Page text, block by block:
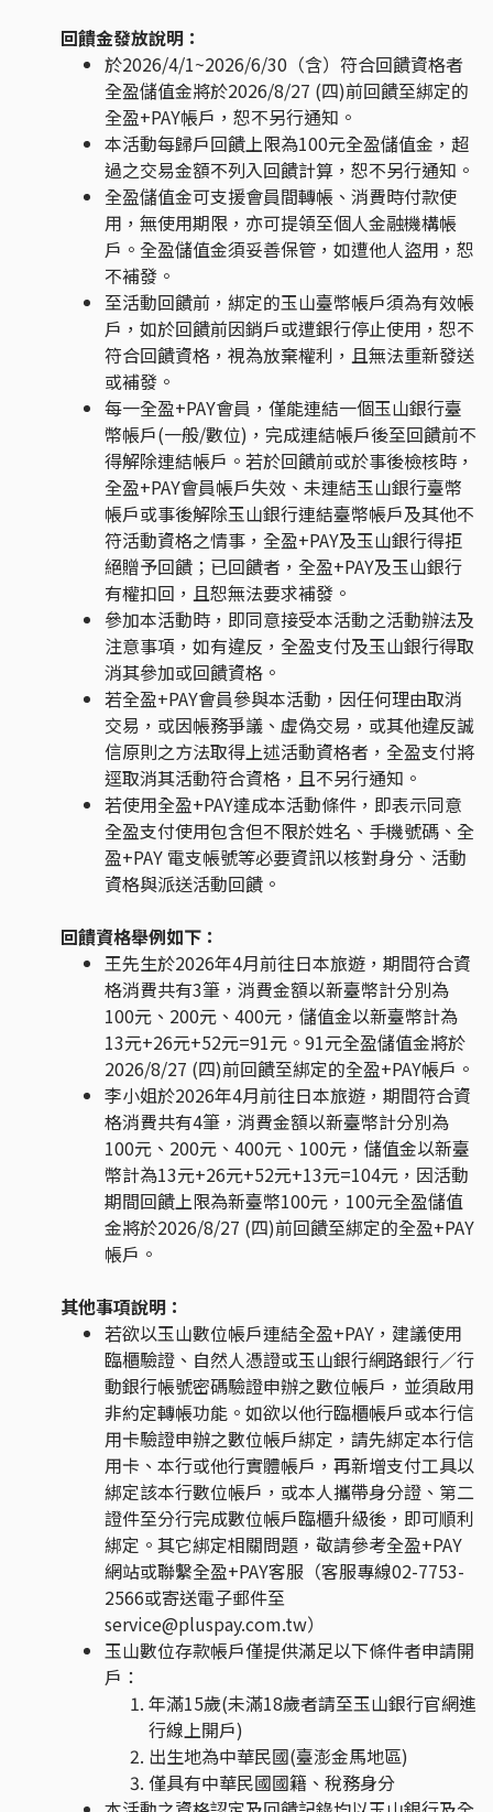
回饋金發放說明：
於2026/4/1~2026/6/30（含）符合回饋資格者
全盈儲值金將於2026/8/27 (四)前回饋至綁定的
全盈+PAY帳戶，恕不另行通知。
本活動每歸戶回饋上限為100元全盈儲值金，超
過之交易金額不列入回饋計算，恕不另行通知。
全盈儲值金可支援會員間轉帳、消費時付款使
用，無使用期限，亦可提領至個人金融機構帳
戶。全盈儲值金須妥善保管，如遭他人盜用，恕
不補發。
至活動回饋前，綁定的玉山臺幣帳戶須為有效帳
戶，如於回饋前因銷戶或遭銀行停止使用，恕不
符合回饋資格，視為放棄權利，且無法重新發送
或補發。
每一全盈+PAY會員，僅能連結一個玉山銀行臺
幣帳戶(一般/數位)，完成連結帳戶後至回饋前不
得解除連結帳戶。若於回饋前或於事後檢核時，
全盈+PAY會員帳戶失效、未連結玉山銀行臺幣
帳戶或事後解除玉山銀行連結臺幣帳戶及其他不
符活動資格之情事，全盈+PAY及玉山銀行得拒
絕贈予回饋；已回饋者，全盈+PAY及玉山銀行
有權扣回，且恕無法要求補發。
參加本活動時，即同意接受本活動之活動辦法及
注意事項，如有違反，全盈支付及玉山銀行得取
消其參加或回饋資格。
若全盈+PAY會員參與本活動，因任何理由取消
交易，或因帳務爭議、虛偽交易，或其他違反誠
信原則之方法取得上述活動資格者，全盈支付將
逕取消其活動符合資格，且不另行通知。
若使用全盈+PAY達成本活動條件，即表示同意
全盈支付使用包含但不限於姓名、手機號碼、全
盈+PAY 電支帳號等必要資訊以核對身分、活動
資格與派送活動回饋。
回饋資格舉例如下：
王先生於2026年4月前往日本旅遊，期間符合資
格消費共有3筆，消費金額以新臺幣計分別為
100元、200元、400元，儲值金以新臺幣計為
13元+26元+52元=91元。91元全盈儲值金將於
2026/8/27 (四)前回饋至綁定的全盈+PAY帳戶。
李小姐於2026年4月前往日本旅遊，期間符合資
格消費共有4筆，消費金額以新臺幣計分別為
100元、200元、400元、100元，儲值金以新臺
幣計為13元+26元+52元+13元=104元，因活動
期間回饋上限為新臺幣100元，100元全盈儲值
金將於2026/8/27 (四)前回饋至綁定的全盈+PAY
帳戶。
其他事項說明：
若欲以玉山數位帳戶連結全盈+PAY，建議使用
臨櫃驗證、自然人憑證或玉山銀行網路銀行／行
動銀行帳號密碼驗證申辦之數位帳戶，並須啟用
非約定轉帳功能。如欲以他行臨櫃帳戶或本行信
用卡驗證申辦之數位帳戶綁定，請先綁定本行信
用卡、本行或他行實體帳戶，再新增支付工具以
綁定該本行數位帳戶，或本人攜帶身分證、第二
證件至分行完成數位帳戶臨櫃升級後，即可順利
綁定。其它綁定相關問題，敬請參考全盈+PAY
網站或聯繫全盈+PAY客服（客服專線02-7753-
2566或寄送電子郵件至
service@pluspay.com.tw）
玉山數位存款帳戶僅提供滿足以下條件者申請開
戶：
年滿15歲(未滿18歲者請至玉山銀行官網進
行線上開戶)
出生地為中華民國(臺澎金馬地區)
僅具有中華民國國籍、稅務身分